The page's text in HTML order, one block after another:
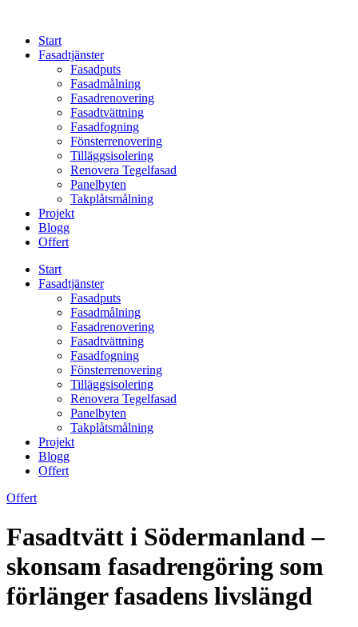
contentStart
Fasadtjänster
Fasadputs
Fasadmålning
Fasadrenovering
Fasadtvättning
Fasadfogning
Fönsterrenovering
Tilläggsisolering
Renovera Tegelfasad
Panelbyten
Takplåtsmålning
Projekt
Blogg
Offert
Start
Fasadtjänster
Fasadputs
Fasadmålning
Fasadrenovering
Fasadtvättning
Fasadfogning
Fönsterrenovering
Tilläggsisolering
Renovera Tegelfasad
Panelbyten
Takplåtsmålning
Projekt
Blogg
Offert
Offert
Fasadtvätt i Södermanland –
skonsam fasadrengöring som
förlänger fasadens livslängd